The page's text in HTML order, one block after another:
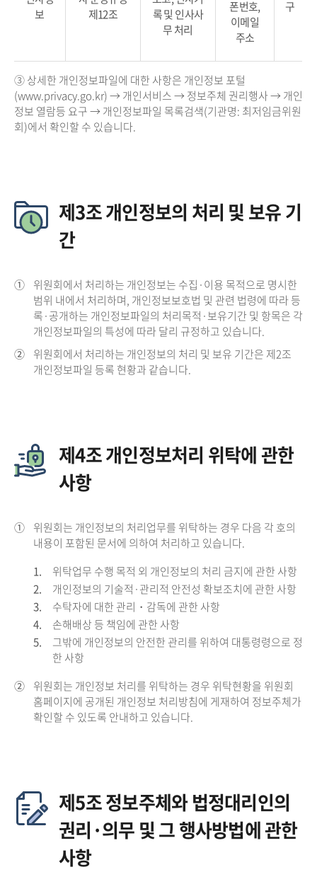
보
제12조
록 및 인사사
무 처리
폰번호,
이메일
주소
구
③ 상세한 개인정보파일에 대한 사항은 개인정보 포털
(www.privacy.go.kr) → 개인서비스 → 정보주체 권리행사 → 개인
정보 열람등 요구 → 개인정보파일 목록검색(기관명: 최저임금위원
회)에서 확인할 수 있습니다.
제3조 개인정보의 처리 및 보유 기
간
① 위원회에서 처리하는 개인정보는 수집·이용 목적으로 명시한
범위 내에서 처리하며, 개인정보보호법 및 관련 법령에 따라 등
록·공개하는 개인정보파일의 처리목적·보유기간 및 항목은 각
개인정보파일의 특성에 따라 달리 규정하고 있습니다.
② 위원회에서 처리하는 개인정보의 처리 및 보유 기간은 제2조
개인정보파일 등록 현황과 같습니다.
제4조 개인정보처리 위탁에 관한
사항
① 위원회는 개인정보의 처리업무를 위탁하는 경우 다음 각 호의
내용이 포함된 문서에 의하여 처리하고 있습니다.
1.
위탁업무 수행 목적 외 개인정보의 처리 금지에 관한 사항
2.
개인정보의 기술적·관리적 안전성 확보조치에 관한 사항
3.
수탁자에 대한 관리・감독에 관한 사항
4.
손해배상 등 책임에 관한 사항
5.
그밖에 개인정보의 안전한 관리를 위하여 대통령령으로 정
한 사항
② 위원회는 개인정보 처리를 위탁하는 경우 위탁현황을 위원회
홈페이지에 공개된 개인정보 처리방침에 게재하여 정보주체가
확인할 수 있도록 안내하고 있습니다.
제5조 정보주체와 법정대리인의
권리·의무 및 그 행사방법에 관한
사항